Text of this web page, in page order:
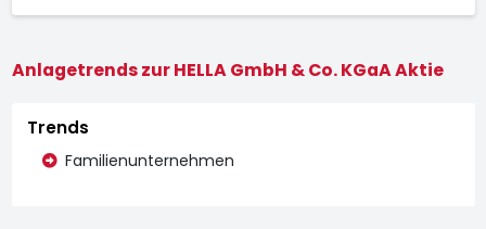
Anlagetrends zur HELLA GmbH & Co. KGaA Aktie
Trends
Familienunternehmen